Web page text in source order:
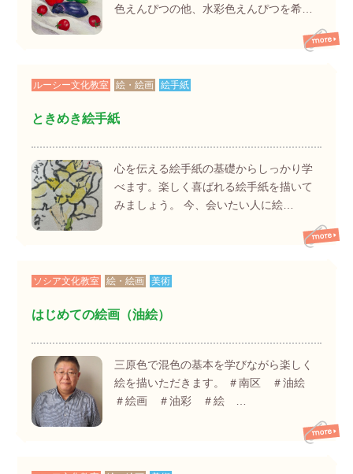
色えんぴつの他、水彩色えんぴつを希…
ルーシー文化教室 絵・絵画 絵手紙
ときめき絵手紙
心を伝える絵手紙の基礎からしっかり学
べます。楽しく喜ばれる絵手紙を描いて
みましょう。 今、会いたい人に絵…
ソシア文化教室 絵・絵画 美術
はじめての絵画（油絵）
三原色で混色の基本を学びながら楽しく
絵を描いただきます。 ＃南区 ＃油絵
＃絵画 ＃油彩 ＃絵 …